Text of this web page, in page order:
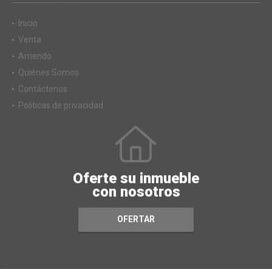
Inicio
Venta
Arriendo
Quiénes Somos
Contáctenos
Políticas de privacidad
Oferte su inmueble
con nosotros
OFERTAR